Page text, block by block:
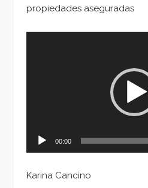
propiedades aseguradas
00:00
Karina Cancino